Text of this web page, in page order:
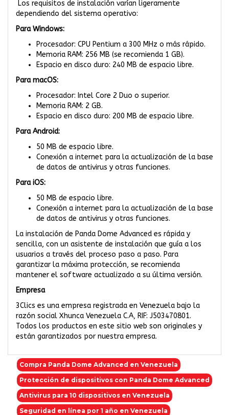
Los requisitos de instalación varían ligeramente
dependiendo del sistema operativo:
Para Windows:
Procesador: CPU Pentium a 300 MHz o más rápido.
Memoria RAM: 256 MB (se recomienda 1 GB).
Espacio en disco duro: 240 MB de espacio libre.
Para macOS:
Procesador: Intel Core 2 Duo o superior.
Memoria RAM: 2 GB.
Espacio en disco duro: 200 MB de espacio libre.
Para Android:
50 MB de espacio libre.
Conexión a internet para la actualización de la base
de datos de antivirus y otras funciones.
Para iOS:
50 MB de espacio libre.
Conexión a internet para la actualización de la base
de datos de antivirus y otras funciones.
La instalación de Panda Dome Advanced es rápida y
sencilla, con un asistente de instalación que guía a los
usuarios a través del proceso paso a paso. Para
garantizar la máxima protección, se recomienda
mantener el software actualizado a su última versión.
Empresa
3Clics es una empresa registrada en Venezuela bajo la
razón social Xhunca Venezuela C.A, RIF: J503470801.
Todos los productos en este sitio web son originales y
están garantizados por nuestra empresa.
Compra Panda Dome Advanced en Venezuela
Protección de dispositivos con Panda Dome Advanced
Antivirus para 10 dispositivos en Venezuela
Seguridad en línea por 1 año en Venezuela